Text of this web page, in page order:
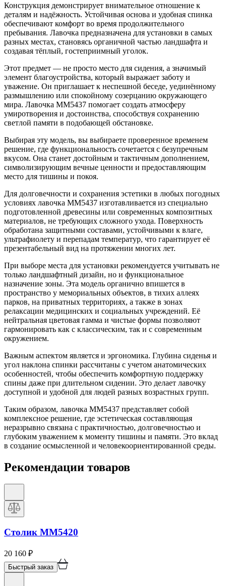
Конструкция демонстрирует внимательное отношение к
деталям и надёжность. Устойчивая основа и удобная спинка
обеспечивают комфорт во время продолжительного
пребывания. Лавочка предназначена для установки в самых
разных местах, становясь органичной частью ландшафта и
создавая тёплый, гостеприимный уголок.
Этот предмет — не просто место для сидения, а значимый
элемент благоустройства, который выражает заботу и
уважение. Он приглашает к неспешной беседе, уединённому
размышлению или спокойному созерцанию окружающего
мира. Лавочка ММ5437 помогает создать атмосферу
умиротворения и достоинства, способствуя сохранению
светлой памяти в подобающей обстановке.
Выбирая эту модель, вы выбираете проверенное временем
решение, где функциональность сочетается с безупречным
вкусом. Она станет достойным и тактичным дополнением,
символизирующим вечные ценности и предоставляющим
место для тишины и покоя.
Для долговечности и сохранения эстетики в любых погодных
условиях лавочка ММ5437 изготавливается из специально
подготовленной древесины или современных композитных
материалов, не требующих сложного ухода. Поверхность
обработана защитными составами, устойчивыми к влаге,
ультрафиолету и перепадам температур, что гарантирует её
презентабельный вид на протяжении многих лет.
При выборе места для установки рекомендуется учитывать не
только ландшафтный дизайн, но и функциональное
назначение зоны. Эта модель органично впишется в
пространство у мемориальных объектов, в тихих аллеях
парков, на приватных территориях, а также в зонах
релаксации медицинских и социальных учреждений. Её
нейтральная цветовая гамма и чистые формы позволяют
гармонировать как с классическим, так и с современным
окружением.
Важным аспектом является и эргономика. Глубина сиденья и
угол наклона спинки рассчитаны с учетом анатомических
особенностей, чтобы обеспечить комфортную поддержку
спины даже при длительном сидении. Это делает лавочку
доступной и удобной для людей разных возрастных групп.
Таким образом, лавочка ММ5437 представляет собой
комплексное решение, где эстетическая составляющая
неразрывно связана с практичностью, долговечностью и
глубоким уважением к моменту тишины и памяти. Это вклад
в создание осмысленной и человекоориентированной среды.
Рекомендации товаров
Столик ММ5420
20 160 ₽
Быстрый заказ